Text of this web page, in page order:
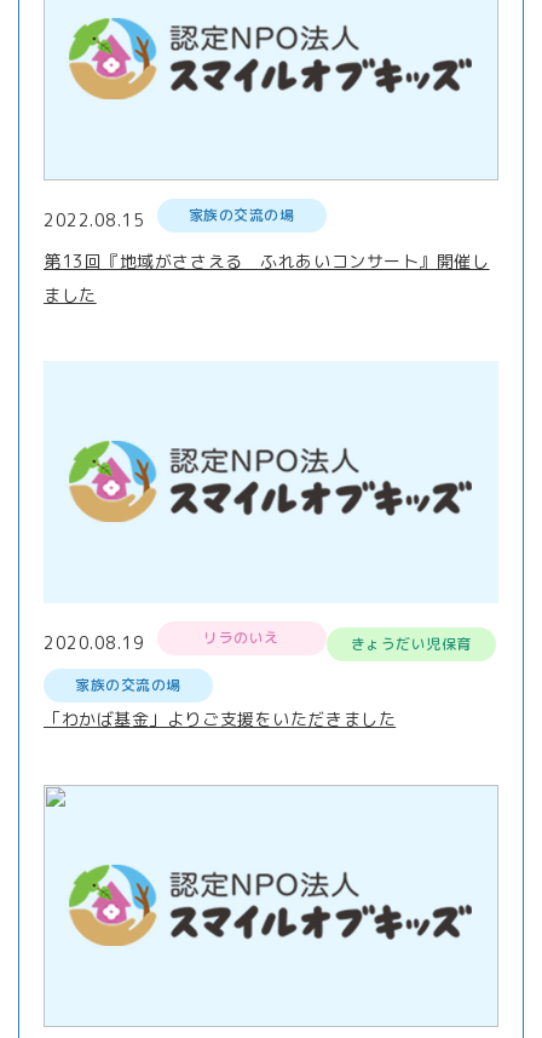
2022.08.15 家族の交流の場
第13回『地域がささえる ふれあいコンサート』開催し
ました
2020.08.19 リラのいえ
きょうだい児保育
家族の交流の場
「わかば基金」よりご支援をいただきました